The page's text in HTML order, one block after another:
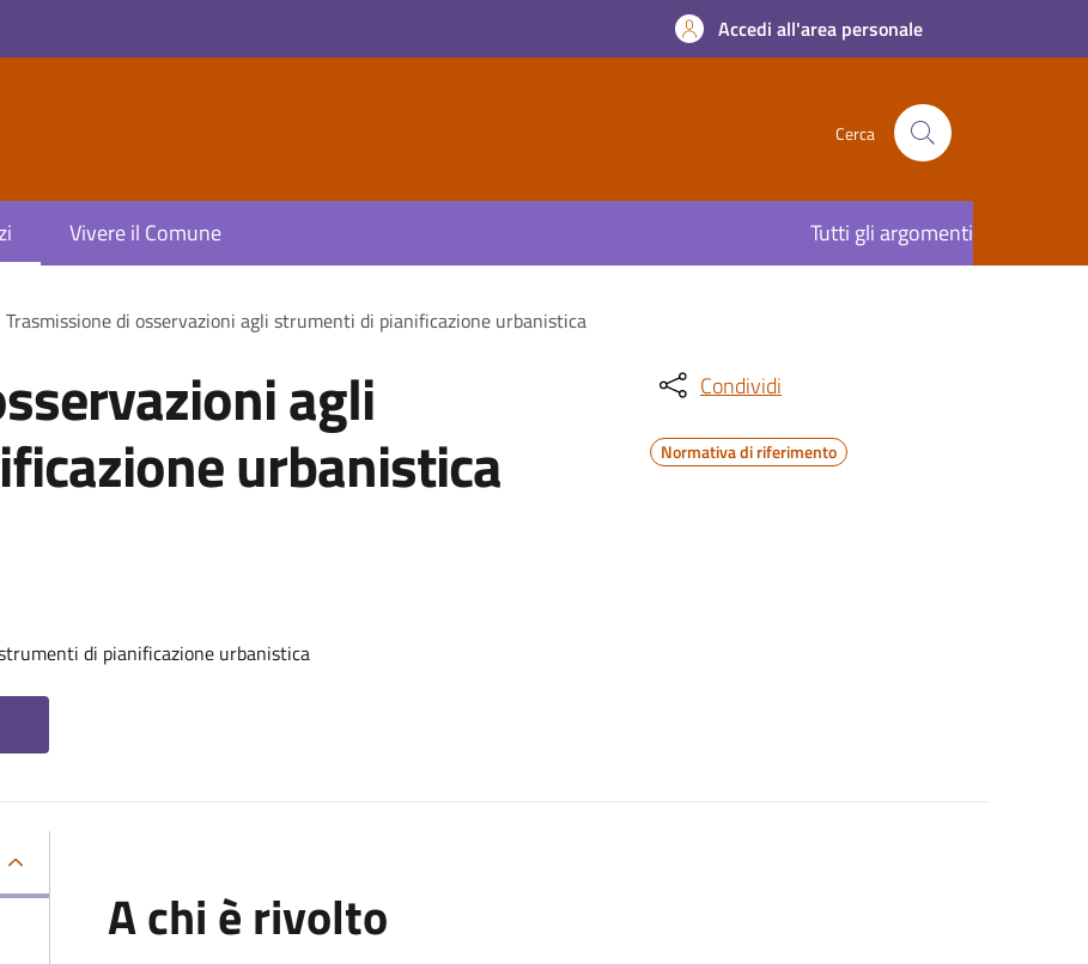
Accedi all'area personale
Cerca
Vivere il Comune Tutti gli argomenti
Trasmissione di osservazioni agli strumenti di pianificazione urbanistica
agli
urbanistica
di pianificazione urbanistica
Condividi
Normativa di riferimento
A chi è rivolto